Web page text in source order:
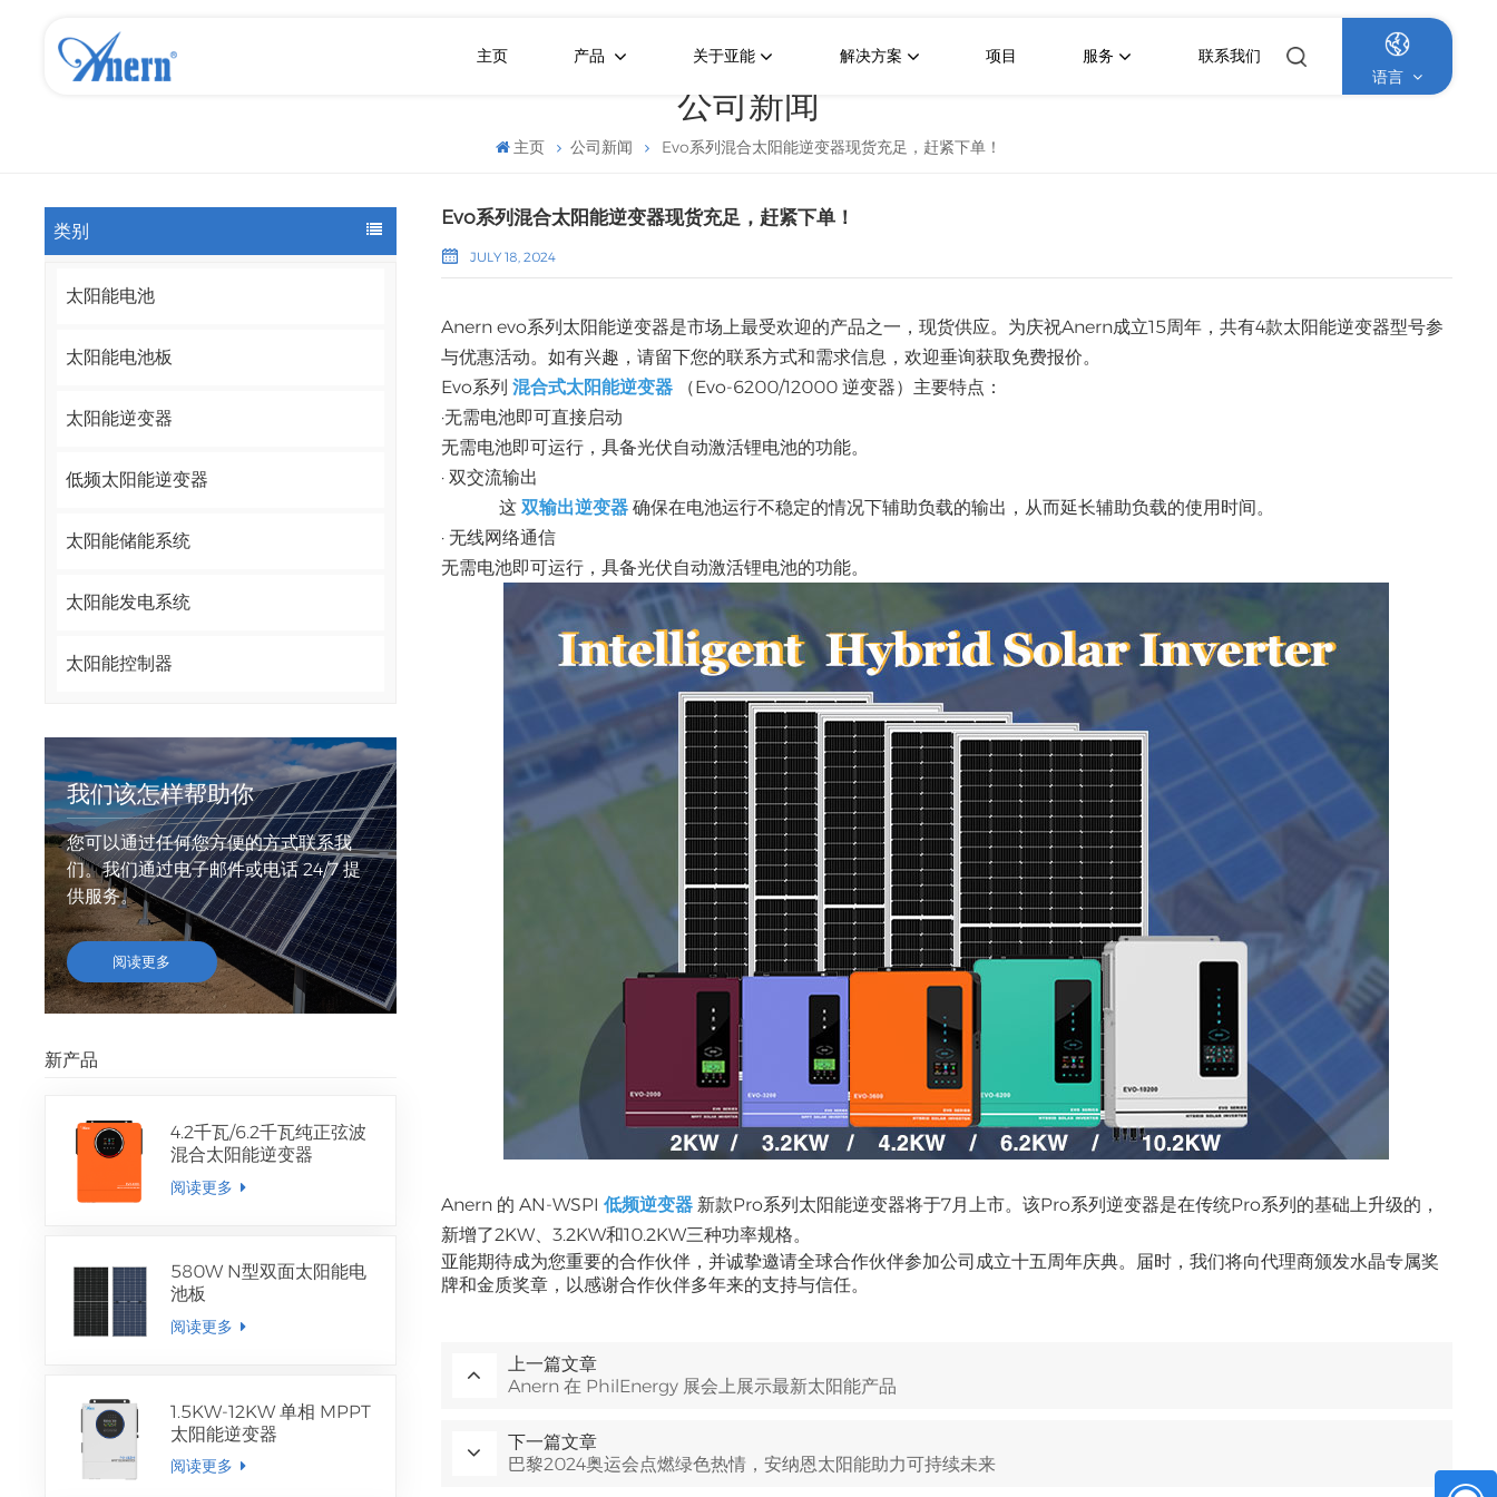
主页 产品 关于亚能 解决方案 项目 服务
联系我们
语言
Italiano
українська
公司新闻
主页 公司新闻 Evo系列混合太阳能逆变器现货充足，赶紧下单！
类别
太阳能电池
太阳能电池板
太阳能逆变器
低频太阳能逆变器
太阳能储能系统
太阳能发电系统
太阳能控制器
我们该怎样帮助你
您可以通过任何您方便的方式联系我
们。我们通过电子邮件或电话 24/7 提
供服务。
阅读更多
新产品
4.2千瓦/6.2千瓦纯正弦波
混合太阳能逆变器
阅读更多
580W N型双面太阳能电
池板
阅读更多
1.5KW-12KW 单相 MPPT
太阳能逆变器
阅读更多
Evo系列混合太阳能逆变器现货充足，赶紧下单！
JULY 18, 2024
Anern evo系列太阳能逆变器是市场上最受欢迎的产品之一，现货供应。为庆祝Anern成立15周年，共有4款太阳能逆变器型号参
与优惠活动。如有兴趣，请留下您的联系方式和需求信息，欢迎垂询获取免费报价。
Evo系列 混合式太阳能逆变器（Evo-6200/12000 逆变器）主要特点：
·无需电池即可直接启动
无需电池即可运行，具备光伏自动激活锂电池的功能。
· 双交流输出
这 双输出逆变器确保在电池运行不稳定的情况下辅助负载的输出，从而延长辅助负载的使用时间。
· 无线网络通信
无需电池即可运行，具备光伏自动激活锂电池的功能。
Anern 的 AN-WSPI 低频逆变器新款Pro系列太阳能逆变器将于7月上市。该Pro系列逆变器是在传统Pro系列的基础上升级的，
新增了2KW、3.2KW和10.2KW三种功率规格。
亚能期待成为您重要的合作伙伴，并诚挚邀请全球合作伙伴参加公司成立十五周年庆典。届时，我们将向代理商颁发水晶专属奖
牌和金质奖章，以感谢合作伙伴多年来的支持与信任。
上一篇文章
Anern 在 PhilEnergy 展会上展示最新太阳能产品
下一篇文章
巴黎2024奥运会点燃绿色热情，安纳恩太阳能助力可持续未来